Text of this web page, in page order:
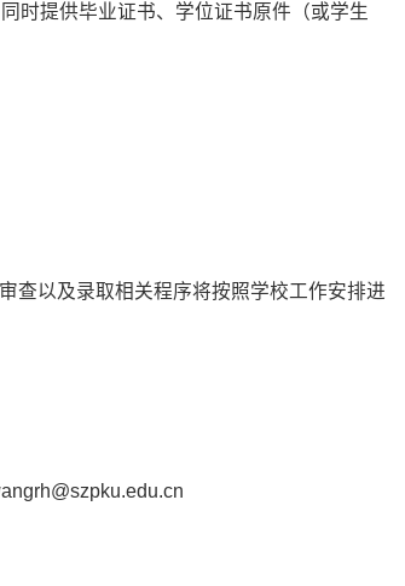
时提供毕业证书、学位证书原件（或学生
查以及录取相关程序将按照学校工作安排进